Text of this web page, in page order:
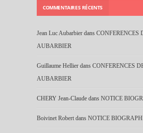
COMMENTAIRES RÉCENTS
Jean Luc Aubarbier dans CONFERENCES
AUBARBIER
Guillaume Hellier dans CONFERENCES
AUBARBIER
CHERY Jean-Claude dans NOTICE
Boivinet Robert dans NOTICE